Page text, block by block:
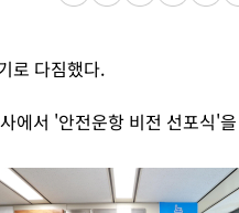
로 다짐했다.
에서 '안전운항 비전 선포식'